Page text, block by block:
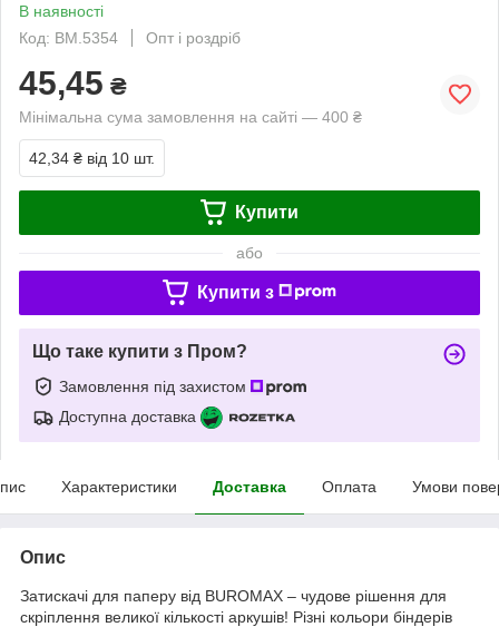
В наявності
Код: BM.5354
Опт і роздріб
45,45 ₴
Мінімальна сума замовлення на сайті — 400 ₴
42,34 ₴ від 10 шт.
Купити
або
Купити з
Що таке купити з Пром?
Замовлення під захистом
Доступна доставка
Характеристики Доставка Оплата Умови
Опис
Затискачі для паперу від BUROMAX – чудове рішення для
скріплення великої кількості аркушів! Різні кольори біндерів